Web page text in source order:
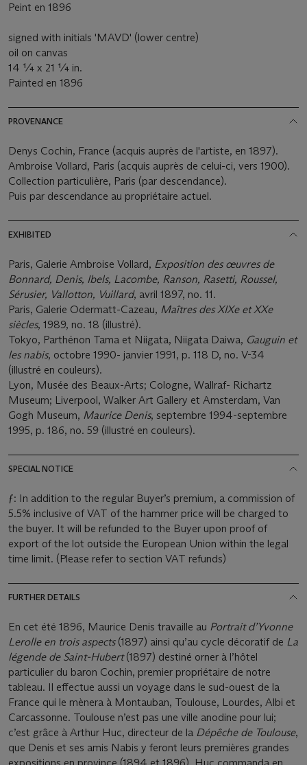
Peint en 1896
signed with initials 'MAVD' (lower centre)
oil on canvas
14 ¼ x 21 ¼ in.
Painted en 1896
PROVENANCE
Denys Cochin, France (acquis auprès de l'artiste, en 1897).
Ambroise Vollard, Paris (acquis auprès de celui-ci, vers 1900).
Collection particulière, Paris (par descendance).
Puis par descendance au propriétaire actuel.
EXHIBITED
Paris, Galerie Ambroise Vollard, Exposition des œuvres de
Bonnard, Denis, Ibels, Lacombe, Ranson, Rasetti, Roussel,
Sérusier, Vallotton, Vuillard, avril 1897, no. 11.
Paris, Galerie Odermatt-Cazeau, Maîtres des XIXe et XXe
siècles, 1989, no. 18 (illustré).
Tokyo, Parthénon Tama et Niigata, Niigata Daiwa, Gauguin et
les nabis, octobre 1990- janvier 1991, p. 118 D, no. V-34
(illustré en couleurs).
Lyon, Musée des Beaux-Arts; Cologne, Wallraf- Richartz
Museum; Liverpool, Walker Art Gallery et Amsterdam, Van
Gogh Museum, Maurice Denis, septembre 1994-septembre
1995, p. 186, no. 59 (illustré en couleurs).
SPECIAL NOTICE
ƒ: In addition to the regular Buyer’s premium, a commission of
5.5% inclusive of VAT of the hammer price will be charged to
the buyer. It will be refunded to the Buyer upon proof of
export of the lot outside the European Union within the legal
time limit. (Please refer to section VAT refunds)
FURTHER DETAILS
En cet été 1896, Maurice Denis travaille au Portrait d’Yvonne
Lerolle en trois aspects (1897) ainsi qu’au cycle décoratif de La
légende de Saint-Hubert(1897) destiné orner à l’hôtel
particulier du baron Cochin, premier propriétaire de notre
tableau. Il effectue aussi un voyage dans le sud-ouest de la
France qui le mènera à Montauban, Toulouse, Lourdes, Albi et
Carcassonne. Toulouse n’est pas une ville anodine pour lui;
c’est grâce à Arthur Huc, directeur de la Dépêche de Toulouse,
que Denis et ses amis Nabis y feront leurs premières grandes